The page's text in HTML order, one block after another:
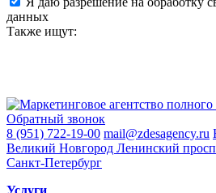
данных
Также ищут:
Обратный звонок
8 (951) 722-19-00 mail@zdesagency.ru
Великий Новгород Ленинский
Санкт-Петербург
Услуги